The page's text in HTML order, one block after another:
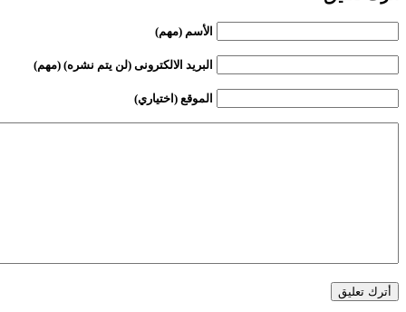
الأسم (مهم)
البريد الالكترونى (لن يتم نشره) (مهم)
الموقع (اختياري)